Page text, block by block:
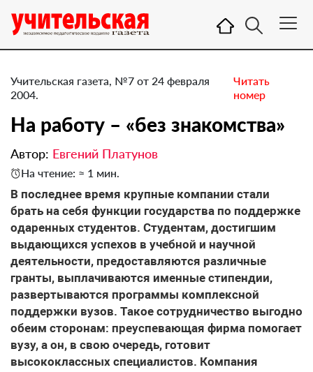
Учительская газета, №7 от 24 февраля
2004.
Читать
номер
На работу – «без знакомства»
Автор: Евгений Платунов
На чтение: ≈ 1 мин.
В последнее время крупные компании стали
брать на себя функции государства по поддержке
одаренных студентов. Студентам, достигшим
выдающихся успехов в учебной и научной
деятельности, предоставляются различные
гранты, выплачиваются именные стипендии,
развертываются программы комплексной
поддержки вузов. Такое сотрудничество выгодно
обеим сторонам: преуспевающая фирма помогает
вузу, а он, в свою очередь, готовит
высококлассных специалистов. Компания